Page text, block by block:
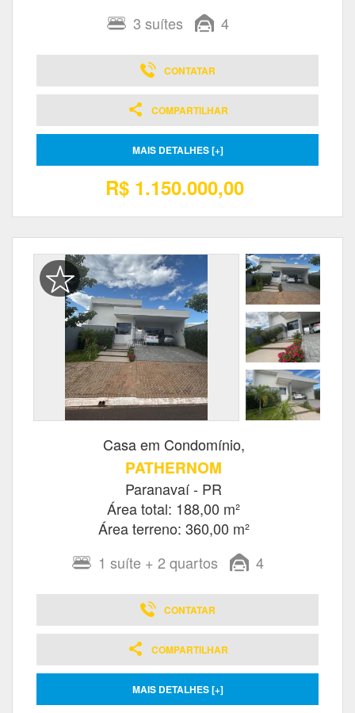
3 suítes 4
CONTATAR
COMPARTILHAR
MAIS DETALHES [+]
R$ 1.150.000,00
Casa em Condomínio,
PATHERNOM
Paranavaí - PR
Área total: 188,00 m²
Área terreno: 360,00 m²
1 suíte + 2 quartos 4
CONTATAR
COMPARTILHAR
MAIS DETALHES [+]